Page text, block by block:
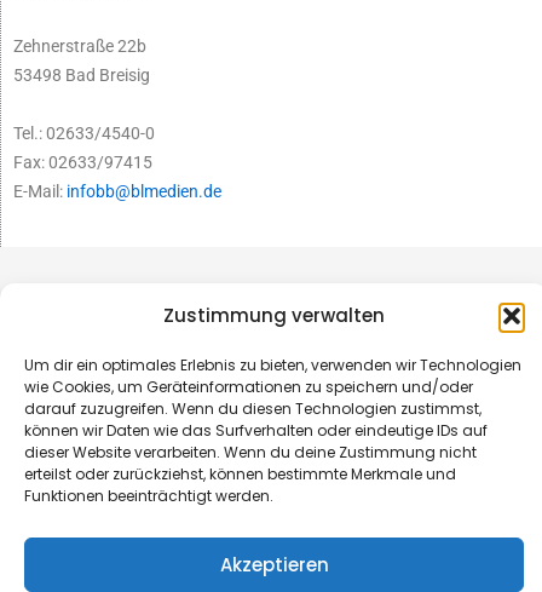
Zustimmung verwalten
Um dir ein optimales Erlebnis zu bieten, verwenden wir Technologien
wie Cookies, um Geräteinformationen zu speichern und/oder
darauf zuzugreifen. Wenn du diesen Technologien zustimmst,
können wir Daten wie das Surfverhalten oder eindeutige IDs auf
dieser Website verarbeiten. Wenn du deine Zustimmung nicht
erteilst oder zurückziehst, können bestimmte Merkmale und
Funktionen beeinträchtigt werden.
Akzeptieren
Zehnerstraße 22b
53498 Bad Breisig
Tel.: 02633/4540-0
Fax: 02633/97415
E-Mail: infobb@blmedien.de